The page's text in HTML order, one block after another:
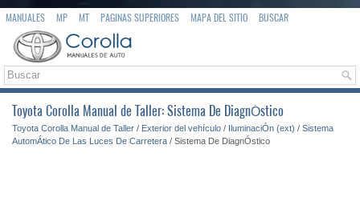
MANUALES MP MT PAGINAS SUPERIORES MAPA DEL SITIO BUSCAR
Toyota Corolla Manual de Taller: Sistema De DiagnÓstico
Toyota Corolla Manual de Taller / Exterior del vehículo / IluminaciÓn (ext) / Sistema
AutomÁtico De Las Luces De Carretera / Sistema De DiagnÓstico